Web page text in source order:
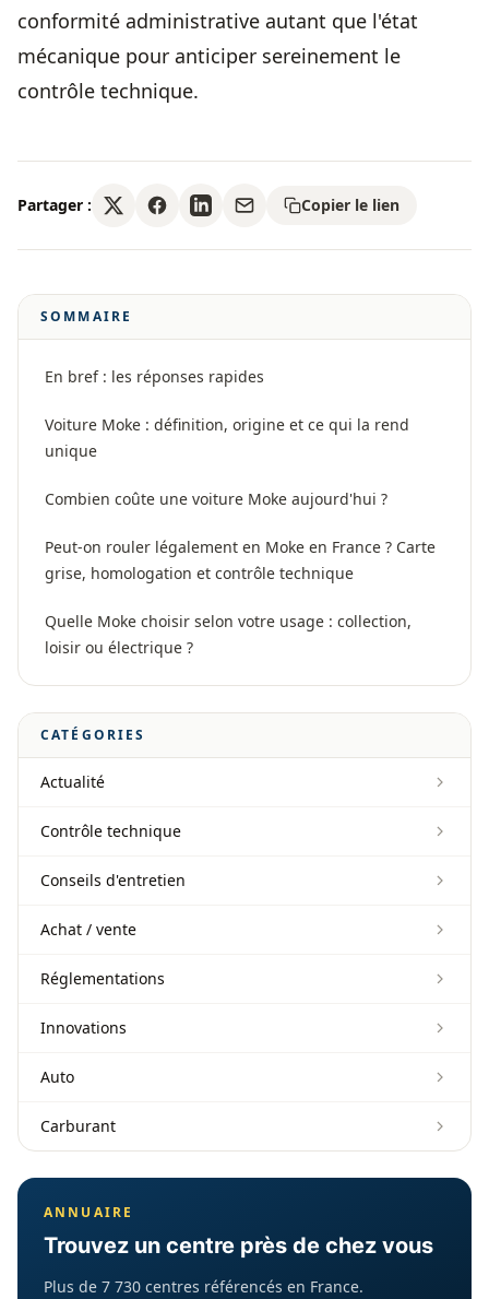
conformité administrative autant que l'état
mécanique pour anticiper sereinement le
contrôle technique.
Partager : Copier le lien
SOMMAIRE
En bref : les réponses rapides
Voiture Moke : définition, origine et ce qui la rend
unique
Combien coûte une voiture Moke aujourd'hui ?
Peut-on rouler légalement en Moke en France ? Carte
grise, homologation et contrôle technique
Quelle Moke choisir selon votre usage : collection,
loisir ou électrique ?
CATÉGORIES
Actualité
Contrôle technique
Conseils d'entretien
Achat / vente
Réglementations
Innovations
Auto
Carburant
ANNUAIRE
Trouvez un centre près de chez vous
Plus de 7 730 centres référencés en France.